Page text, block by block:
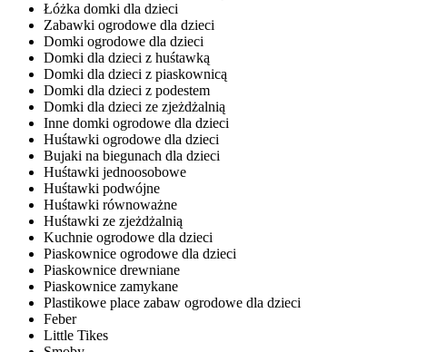
Łóżka domki dla dzieci
Zabawki ogrodowe dla dzieci
Domki ogrodowe dla dzieci
Domki dla dzieci z huśtawką
Domki dla dzieci z piaskownicą
Domki dla dzieci z podestem
Domki dla dzieci ze zjeżdżalnią
Inne domki ogrodowe dla dzieci
Huśtawki ogrodowe dla dzieci
Bujaki na biegunach dla dzieci
Huśtawki jednoosobowe
Huśtawki podwójne
Huśtawki równoważne
Huśtawki ze zjeżdżalnią
Kuchnie ogrodowe dla dzieci
Piaskownice ogrodowe dla dzieci
Piaskownice drewniane
Piaskownice zamykane
Plastikowe place zabaw ogrodowe dla dzieci
Feber
Little Tikes